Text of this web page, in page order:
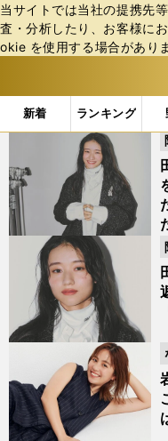
当サイトでは当社の提携先
査・分析したり、お客様に
okie を使⽤する場合があり
新着 ランキング
b
ス
テ
ィ
ー
バ
「#BAILA」の最新